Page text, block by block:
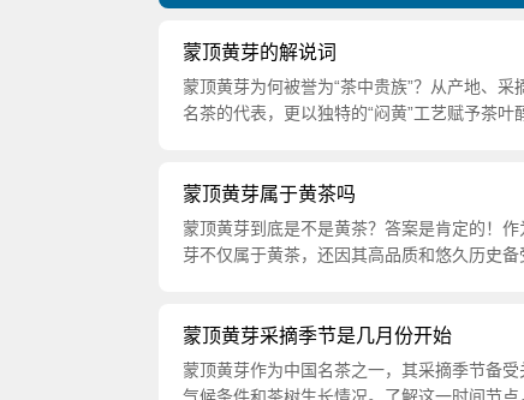
蒙顶黄芽的解说词
蒙顶黄芽为何被誉为“茶中贵族”？从产地、
名茶的代表，更以独特的“闷黄”工艺赋予茶叶
蒙顶黄芽属于黄茶吗
蒙顶黄芽到底是不是黄茶？答案是肯定的！
芽不仅属于黄茶，还因其高品质和悠久历史备
蒙顶黄芽采摘季节是几月份开始
蒙顶黄芽作为中国名茶之一，其采摘季节备